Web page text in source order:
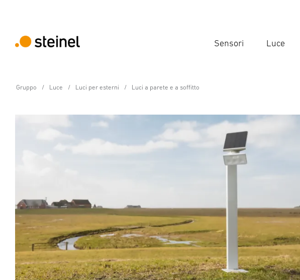
Sensori Luce
Gruppo Luce Luci per esterni Luci a parete e a soffitto